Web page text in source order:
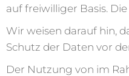
auf freiwilliger Basis.
Wir weisen darauf hin,
Schutz der Daten vor
Der Nutzung von im